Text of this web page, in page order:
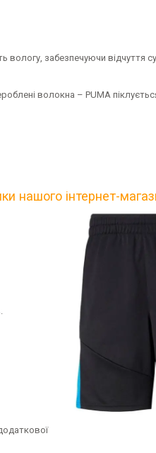
вологу, забезпечуючи відчуття
волокна – PUMA
нашого інтернет-